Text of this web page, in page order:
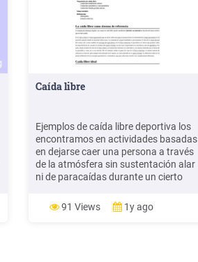
Caída libre
Ejemplos de caída libre deportiva los
encontramos en actividades basadas
en dejarse caer una persona a través
de la atmósfera sin sustentación alar
ni de paracaídas durante un cierto
sistema de referencia Caída libre ideal
Ecuación del movimiento Trayectoria
91 Views 1y ago